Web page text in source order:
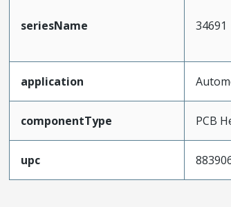
seriesName 34691
application
componentType PCB
upc